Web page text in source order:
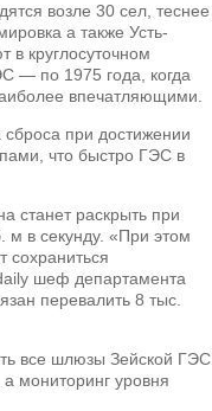
возле 30 сел, теснее
а также Усть-
в круглосуточном
— по 1975 года, когда
впечатляющими.
при достижении
что быстро ГЭС в
станет раскрыть при
м в секунду. «При этом
сохраниться
шеф департамента
перевалить 8 тыс.
все шлюзы Зейской ГЭС
мониторинг уровня